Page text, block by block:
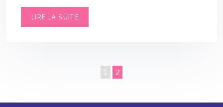
LIRE LA SUITE
1 2